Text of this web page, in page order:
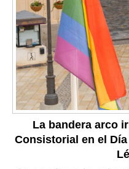
La bandera arco
Consistorial en el